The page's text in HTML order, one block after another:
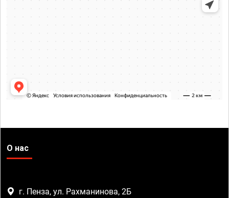
О нас
г. Пенза, ул. Рахманинова, 2Б